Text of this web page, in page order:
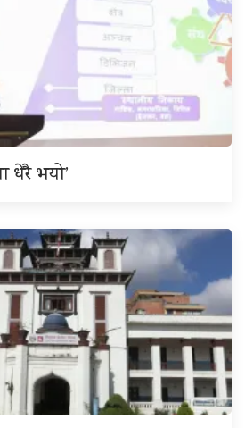
धेरै भयो’